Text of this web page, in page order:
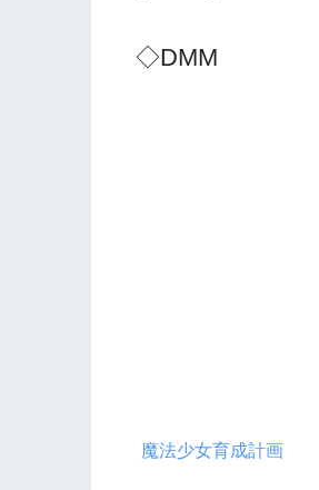
◇DMM
魔法少女育成計画